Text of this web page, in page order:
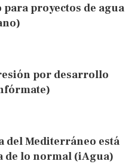
proyectos de agua
por desarrollo
del Mediterráneo está
de lo normal (iAgua)